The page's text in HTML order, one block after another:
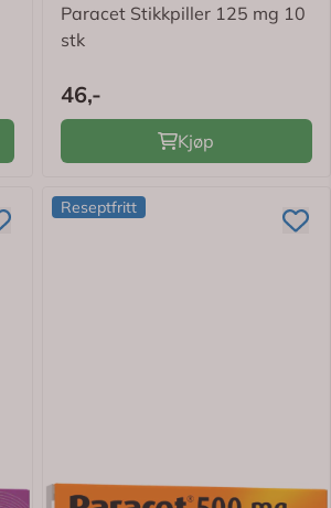
Paracet Stikkpiller 125 mg 10
stk
46,-
Kjøp
Reseptfritt